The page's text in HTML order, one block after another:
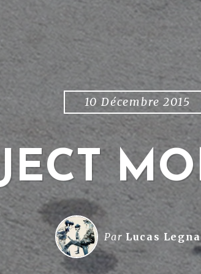
10 Décembre 2015
Par Lucas